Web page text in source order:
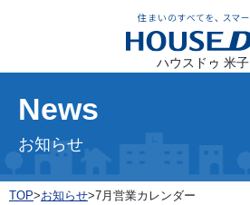
ハウスドゥ 米子
News
お知らせ
TOP>お知らせ>7月営業カレンダー